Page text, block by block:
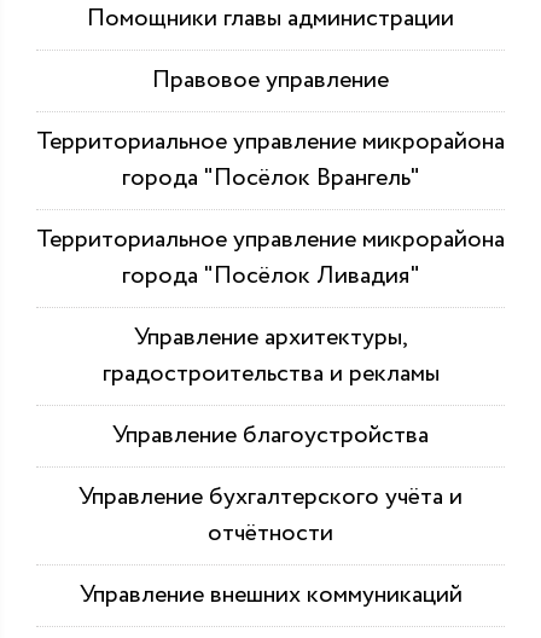
Помощники главы администрации
Правовое управление
Территориальное управление микрорайона
города "Посёлок Врангель"
Территориальное управление микрорайона
города "Посёлок Ливадия"
Управление архитектуры,
градостроительства и рекламы
Управление благоустройства
Управление бухгалтерского учёта и
отчётности
Управление внешних коммуникаций